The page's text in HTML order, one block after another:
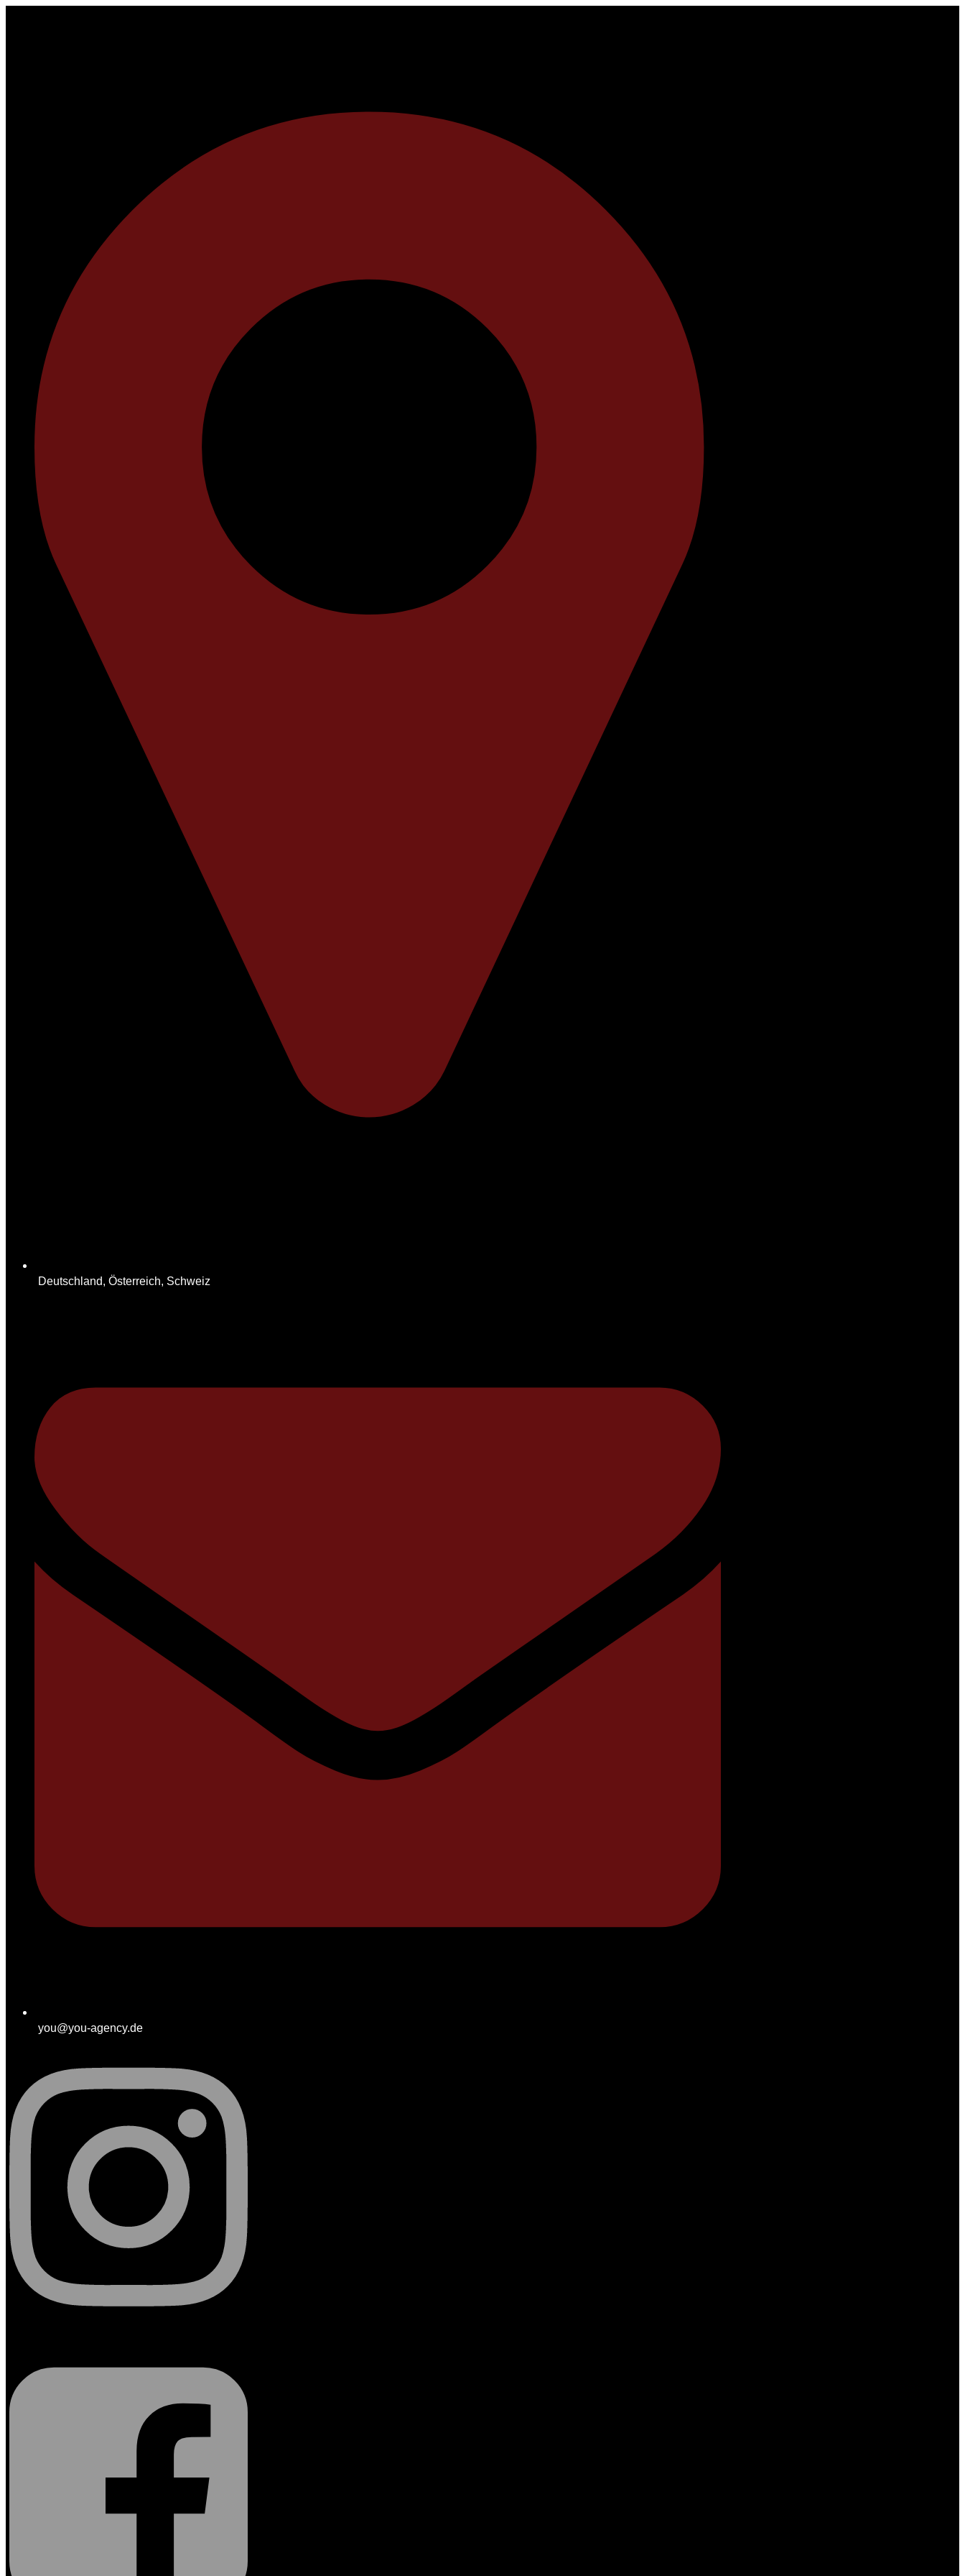
Deutschland, Österreich, Schweiz
you@you-agency.de